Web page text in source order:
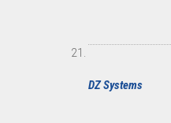
DZ Systems